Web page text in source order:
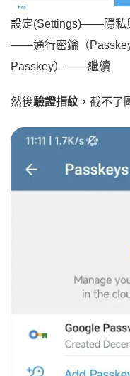
設定(Settings)——隱私
——通行密鑰（
Passkey）——繼續
然後驗證指紋 ，截不了